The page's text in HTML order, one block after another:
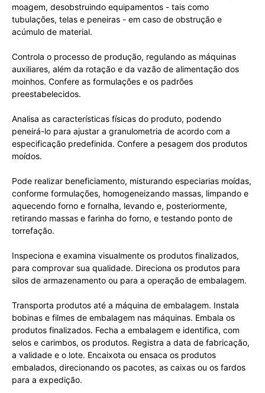
moagem, desobstruindo equipamentos - tais como
tubulações, telas e peneiras - em caso de obstrução e
acúmulo de material.
Controla o processo de produção, regulando as máquinas
auxiliares, além da rotação e da vazão de alimentação dos
moinhos. Confere as formulações e os padrões
preestabelecidos.
Analisa as características físicas do produto, podendo
peneirá-lo para ajustar a granulometria de acordo com a
especificação predefinida. Confere a pesagem dos produtos
moídos.
Pode realizar beneficiamento, misturando especiarias moídas,
conforme formulações, homogeneizando massas, limpando e
aquecendo forno e fornalha, levando e, posteriormente,
retirando massas e farinha do forno, e testando ponto de
torrefação.
Inspeciona e examina visualmente os produtos finalizados,
para comprovar sua qualidade. Direciona os produtos para
silos de armazenamento ou para a operação de embalagem.
Transporta produtos até a máquina de embalagem. Instala
bobinas e filmes de embalagem nas máquinas. Embala os
produtos finalizados. Fecha a embalagem e identifica, com
selos e carimbos, os produtos. Registra a data de fabricação,
a validade e o lote. Encaixota ou ensaca os produtos
embalados, direcionando os pacotes, as caixas ou os fardos
para a expedição.